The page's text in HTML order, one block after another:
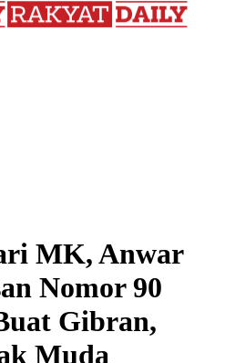
MK, Anwar
Nomor 90
Gibran,
Muda